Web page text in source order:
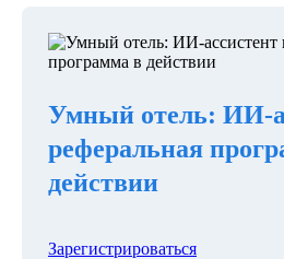
Умный отель: ИИ-
реферальная
действии
Зарегистрироваться